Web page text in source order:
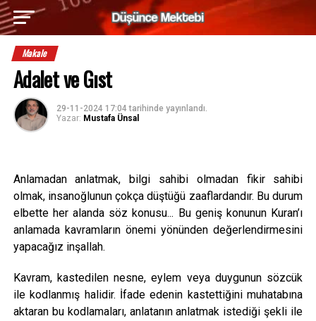
Makale
Adalet ve Gıst
29-11-2024 17:04 tarihinde yayınlandı.
Yazar: Mustafa Ünsal
Anlamadan anlatmak, bilgi sahibi olmadan fikir sahibi
olmak, insanoğlunun çokça düştüğü zaaflardandır. Bu durum
elbette her alanda söz konusu... Bu geniş konunun Kuran’ı
anlamada kavramların önemi yönünden değerlendirmesini
yapacağız inşallah.
Kavram, kastedilen nesne, eylem veya duygunun sözcük
ile kodlanmış halidir. İfade edenin kastettiğini muhatabına
aktaran bu kodlamaları, anlatanın anlatmak istediği şekli ile